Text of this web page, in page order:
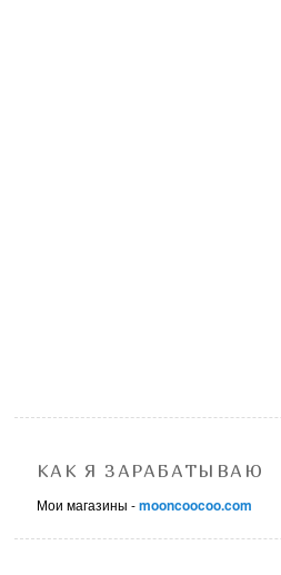
КАК Я ЗАРАБАТЫВАЮ
Мои магазины -mooncoocoo.com